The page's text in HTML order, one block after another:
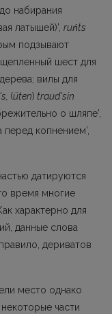
набирания
латышей)’, ruńts
подзывают
шест для
вилы для
(üten) traud'sin
о шляпе’,
перед копнением’,
датируются
время многие
характерно для
данные слова
дериватов
место однако
части